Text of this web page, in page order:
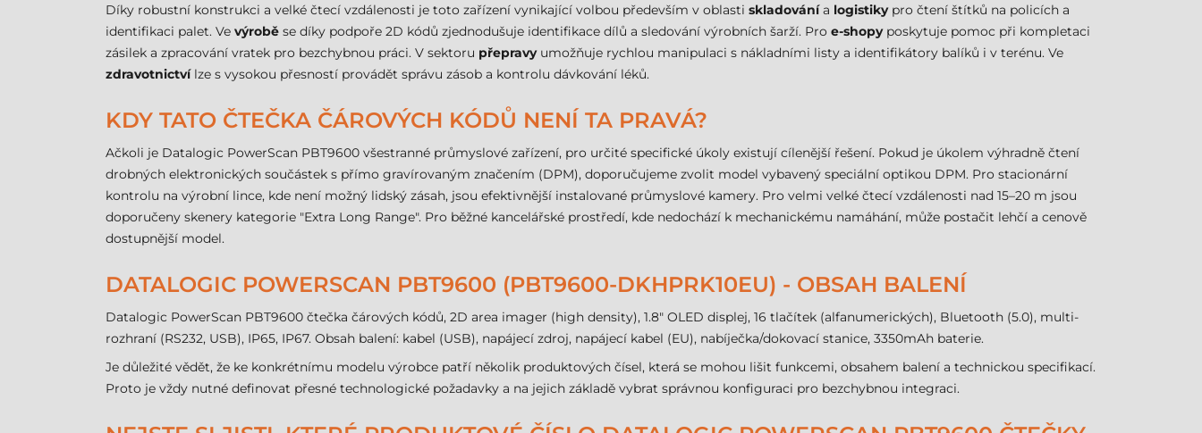
Díky robustní konstrukci a velké čtecí vzdálenosti je toto zařízení vynikající volbou především v oblasti skladovánía logistikypro čtení štítků na policích a
identifikaci palet. Ve výrobě se díky podpoře 2D kódů zjednodušuje identifikace dílů a sledování výrobních šarží. Pro e-shopyposkytuje pomoc při kompletaci
zásilek a zpracování vratek pro bezchybnou práci. V sektoru přepravyumožňuje rychlou manipulaci s nákladními listy a identifikátory balíků i v terénu. Ve
zdravotnictvílze s vysokou přesností provádět správu zásob a kontrolu dávkování léků.
KDY TATO ČTEČKA ČÁROVÝCH KÓDŮ NENÍ TA PRAVÁ?
Ačkoli je Datalogic PowerScan PBT9600 všestranné průmyslové zařízení, pro určité specifické úkoly existují cílenější řešení. Pokud je úkolem výhradně čtení
drobných elektronických součástek s přímo gravírovaným značením (DPM), doporučujeme zvolit model vybavený speciální optikou DPM. Pro stacionární
kontrolu na výrobní lince, kde není možný lidský zásah, jsou efektivnější instalované průmyslové kamery. Pro velmi velké čtecí vzdálenosti nad 15–20 m jsou
doporučeny skenery kategorie "Extra Long Range". Pro běžné kancelářské prostředí, kde nedochází k mechanickému namáhání, může postačit lehčí a cenově
dostupnější model.
DATALOGIC POWERSCAN PBT9600 (PBT9600-DKHPRK10EU) - OBSAH BALENÍ
Datalogic PowerScan PBT9600 čtečka čárových kódů, 2D area imager (high density), 1.8" OLED displej, 16 tlačítek (alfanumerických), Bluetooth (5.0), multi-
rozhraní (RS232, USB), IP65, IP67. Obsah balení: kabel (USB), napájecí zdroj, napájecí kabel (EU), nabíječka/dokovací stanice, 3350mAh baterie.
Je důležité vědět, že ke konkrétnímu modelu výrobce patří několik produktových čísel, která se mohou lišit funkcemi, obsahem balení a technickou specifikací.
Proto je vždy nutné definovat přesné technologické požadavky a na jejich základě vybrat správnou konfiguraci pro bezchybnou integraci.